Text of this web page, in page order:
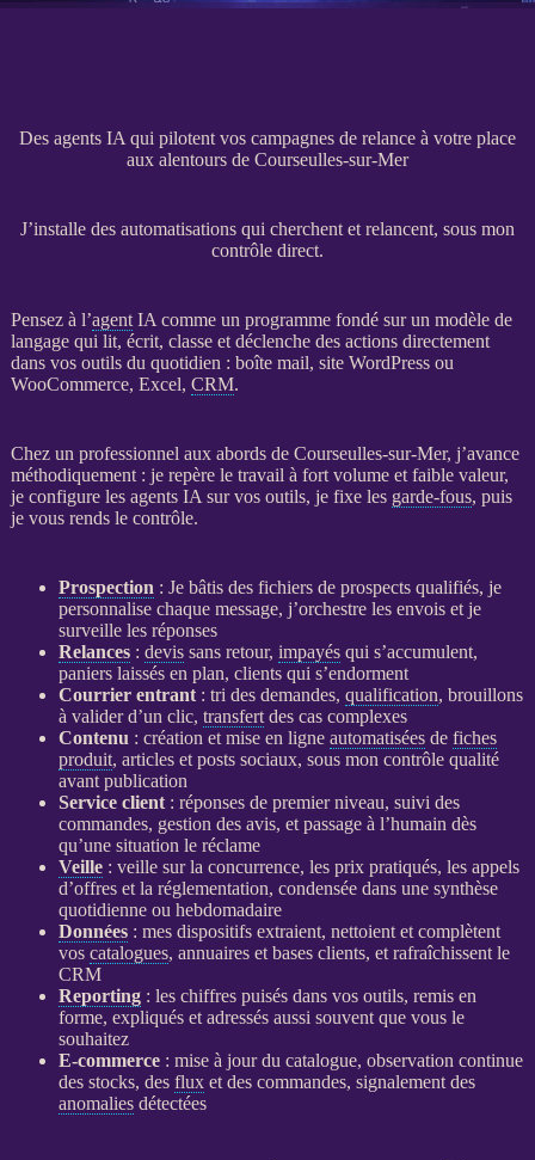
Des agents IA qui pilotent vos campagnes de relance à votre place
aux alentours de Courseulles-sur-Mer
J’installe des automatisations qui cherchent et relancent, sous mon
contrôle direct.
Pensez à l’agent IA comme un programme fondé sur un modèle de
langage qui lit, écrit, classe et déclenche des actions directement
dans vos outils du quotidien : boîte mail, site WordPressou
WooCommerce, Excel, CRM.
Chez un professionnel aux abords de Courseulles-sur-Mer, j’avance
méthodiquement : je repère le travail à fort volume et faible valeur,
je configure les agents IA sur vos outils, je fixe les garde-fous, puis
je vous rends le contrôle.
Prospection : Je bâtis des fichiers de prospectsqualifiés, je
personnalise chaque message, j’orchestre les envois et je
surveille les réponses
Relances: devissans retour, impayésqui s’accumulent,
paniers laissés en plan, clients qui s’endorment
Courrier entrant: tri des demandes, qualification, brouillons
à valider d’un clic, transfertdes cas complexes
Contenu : création et mise en ligne automatiséesde fiches
produit, articles et posts sociaux, sous mon contrôle qualité
avant publication
Service client: réponses de premier niveau, suivi des
commandes, gestion des avis, et passage à l’humain dès
qu’une situation le réclame
Veille: veillesur la concurrence, les prix pratiqués, les appels
d’offres et la réglementation, condensée dans une synthèse
quotidienne ou hebdomadaire
Données: mes dispositifs extraient, nettoient et complètent
vos catalogues, annuaires et bases clients, et rafraîchissent le
CRM
Reporting: les chiffres puisés dans vos outils, remis en
forme, expliqués et adressés aussi souvent que vous le
souhaitez
E-commerce: mise à jour du catalogue, observation continue
des stocks, des fluxet des commandes, signalement des
anomaliesdétectées